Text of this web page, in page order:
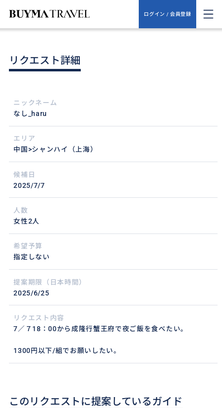
ログイン / 会員登録
リクエスト詳細
ニックネーム
なし_haru
エリア
中国>シャンハイ（上海）
候補日
2025/7/7
人数
女性2人
希望予算
指定しない
提案期限（日本時間）
2025/6/25
リクエスト内容
7／７18：00から成隆行蟹王府で夜ご飯を食べたい。
1300円以下/組でお願いしたい。
このリクエストに提案しているガイド